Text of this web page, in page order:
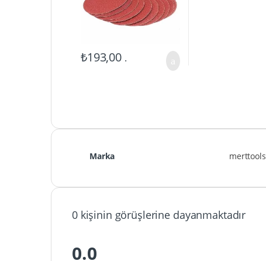
₺193,00 .
Marka merttools
0 kişinin görüşlerine dayanmaktadır
0.0